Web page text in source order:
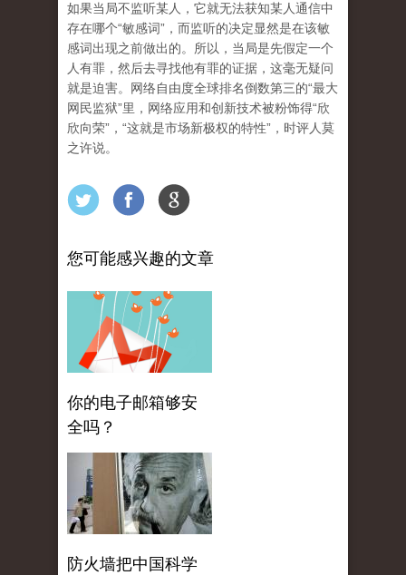
如果当局不监听某人，它就无法获知某人通信中
存在哪个“敏感词”，而监听的决定显然是在该敏
感词出现之前做出的。所以，当局是先假定一个
人有罪，然后去寻找他有罪的证据，这毫无疑问
就是迫害。网络自由度全球排名倒数第三的“最大
网民监狱”里，网络应用和创新技术被粉饰得“欣
欣向荣”，“这就是市场新极权的特性”，时评人莫
之许说。
您可能感兴趣的文章
你的电子邮箱够安
全吗？
防火墙把中国科学